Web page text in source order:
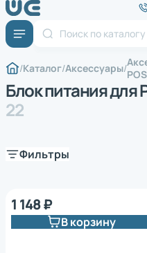
Каталог Аксессуары
Блок питания для
22
Фильтры
1 148 ₽
В корзину